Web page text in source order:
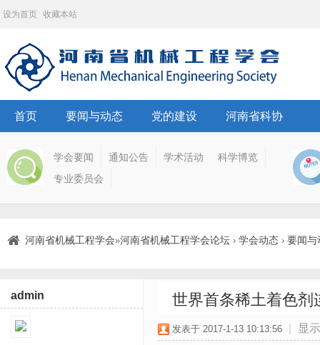
设为首页 收藏本站
首页 要闻与动态 党的建设 河南省科协
学会要闻 通知公告 学术活动
科学博览
专业委员会
河南省机械工程学会»河南省机械工程学会论坛 › 学会动态 › 要闻与
admin 世界首条稀土着色剂
发表于 2017-1-13 10:13:56 显